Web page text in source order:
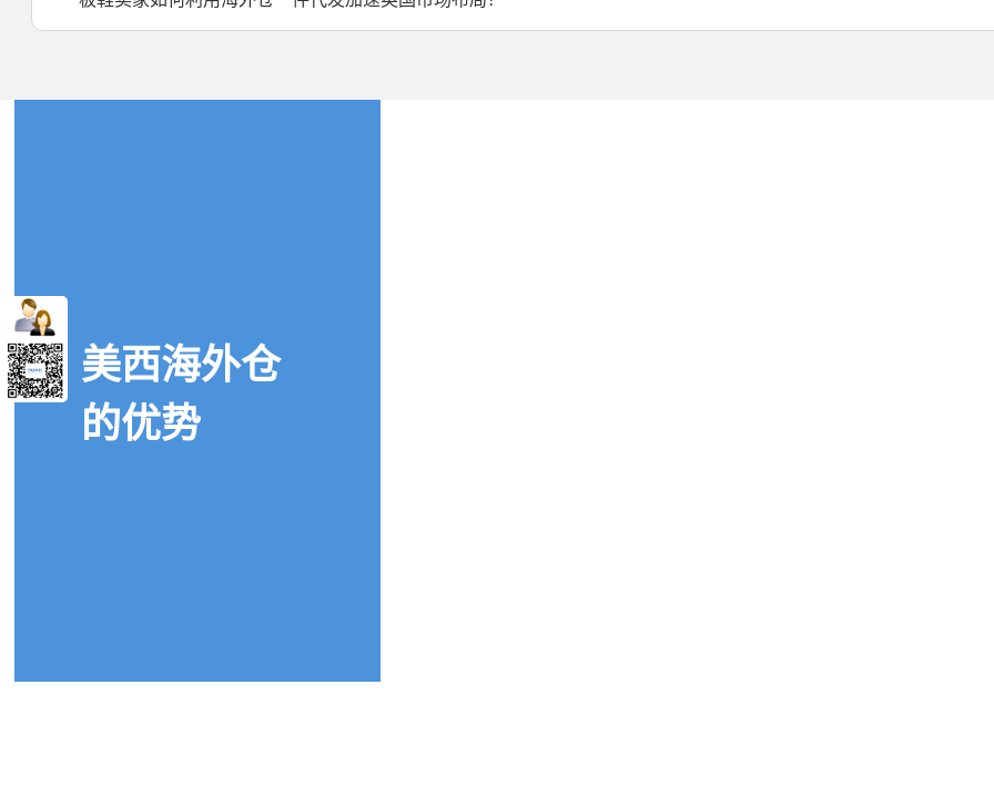
微型打印机美国海外仓代发托管案例
休闲羊毛靴品类日本海外仓一件代发：低成本高效运营指南
板鞋卖家如何利用海外仓一件代发加速英国市场布局？
美西海外仓
的优势